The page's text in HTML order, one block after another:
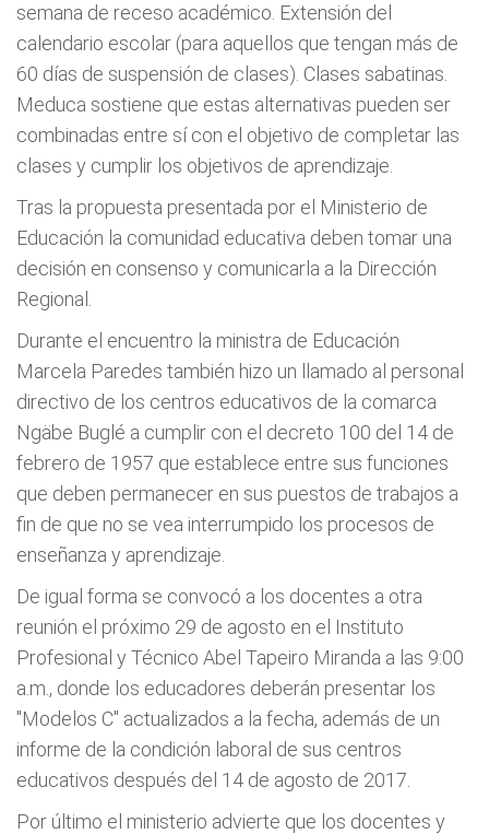
semana de receso académico. Extensión del
calendario escolar (para aquellos que tengan más de
60 días de suspensión de clases). Clases sabatinas.
Meduca sostiene que estas alternativas pueden ser
combinadas entre sí con el objetivo de completar las
clases y cumplir los objetivos de aprendizaje.
Tras la propuesta presentada por el Ministerio de
Educación la comunidad educativa deben tomar una
decisión en consenso y comunicarla a la Dirección
Regional.
Durante el encuentro la ministra de Educación
Marcela Paredes también hizo un llamado al personal
directivo de los centros educativos de la comarca
Ngäbe Buglé a cumplir con el decreto 100 del 14 de
febrero de 1957 que establece entre sus funciones
que deben permanecer en sus puestos de trabajos a
fin de que no se vea interrumpido los procesos de
enseñanza y aprendizaje.
De igual forma se convocó a los docentes a otra
reunión el próximo 29 de agosto en el Instituto
Profesional y Técnico Abel Tapeiro Miranda a las 9:00
a.m., donde los educadores deberán presentar los
"Modelos C" actualizados a la fecha, además de un
informe de la condición laboral de sus centros
educativos después del 14 de agosto de 2017.
Por último el ministerio advierte que los docentes y